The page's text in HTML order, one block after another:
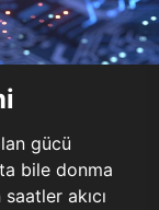
gücü
bile donma
akıcı